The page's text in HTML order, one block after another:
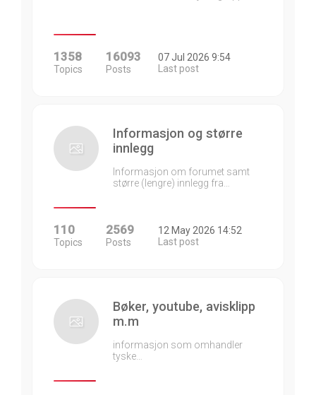
1358
Topics
16093
Posts
07 Jul 2026 9:54
Last post
Informasjon og større
innlegg
Informasjon om forumet samt
større (lengre) innlegg fra…
110
Topics
2569
Posts
12 May 2026 14:52
Last post
Bøker, youtube, avisklipp
m.m
informasjon som omhandler
tyske…